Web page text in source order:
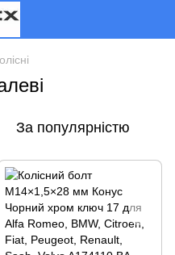
За популярністю